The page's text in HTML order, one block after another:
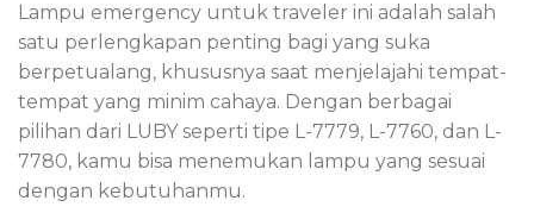
Lampu emergency untuk traveler ini adalah salah
satu perlengkapan penting bagi yang suka
berpetualang, khususnya saat menjelajahi tempat-
tempat yang minim cahaya. Dengan berbagai
pilihan dari LUBY seperti tipe L-7779, L-7760, dan L-
7780, kamu bisa menemukan lampu yang sesuai
dengan kebutuhanmu.